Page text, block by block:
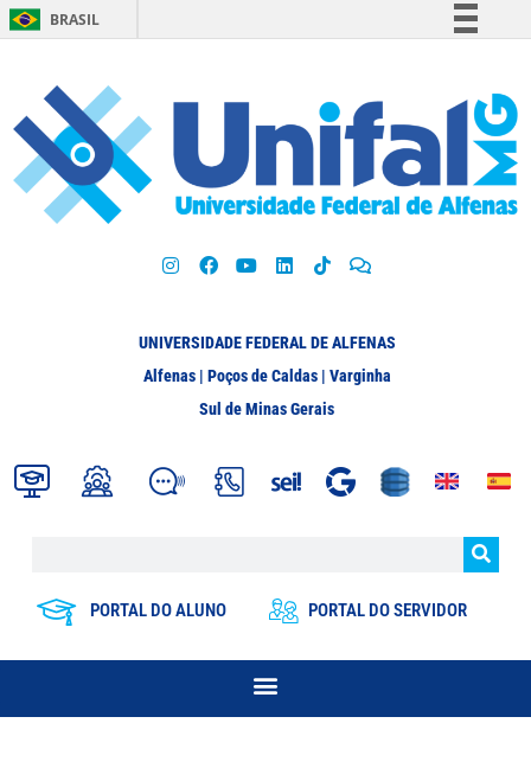
BRASIL
Participe
Acesso à informação
Legislação
UNIVERSIDADE FEDERAL DE ALFENAS
Alfenas | Poços de Caldas | Varginha
Sul de Minas Gerais
PORTAL DO ALUNO PORTAL DO SERVIDOR